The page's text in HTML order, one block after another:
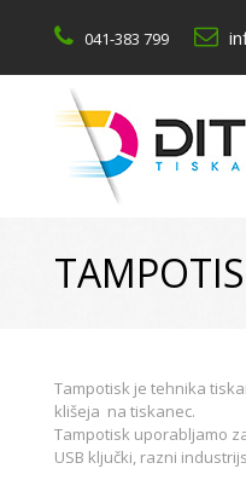
041-383 799
Tampotisk je tehnika
klišeja na tiskanec.
Tampotisk uporabljamo
USB ključki, razni